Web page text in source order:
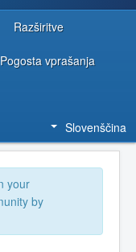
Razširitve
Pogosta vprašanja
Slovenščina
your
by